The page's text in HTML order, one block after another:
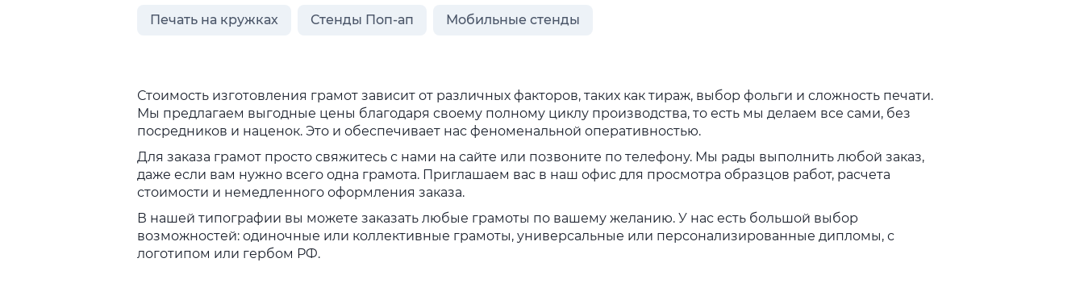
Печать на кружках Стенды Поп-ап Мобильные стенды
Стоимость изготовления грамот зависит от различных факторов, таких как тираж, выбор фольги и сложность печати.
Мы предлагаем выгодные цены благодаря своему полному циклу производства, то есть мы делаем все сами, без
посредников и наценок. Это и обеспечивает нас феноменальной оперативностью.
Для заказа грамот просто свяжитесь с нами на сайте или позвоните по телефону. Мы рады выполнить любой заказ,
даже если вам нужно всего одна грамота. Приглашаем вас в наш офис для просмотра образцов работ, расчета
стоимости и немедленного оформления заказа.
В нашей типографии вы можете заказать любые грамоты по вашему желанию. У нас есть большой выбор
возможностей: одиночные или коллективные грамоты, универсальные или персонализированные дипломы, с
логотипом или гербом РФ.